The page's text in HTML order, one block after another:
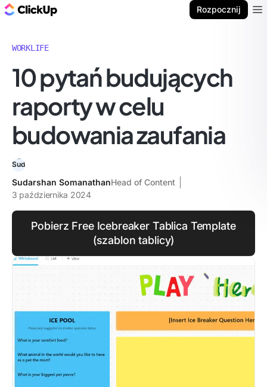
Rozpocznij
WORKLIFE
10 pytań budujących
raporty w celu
budowania zaufania
Sudarshan SomanathanHead of Content
3 października 2024
Pobierz Free Icebreaker Tablica Template
(szablon tablicy)